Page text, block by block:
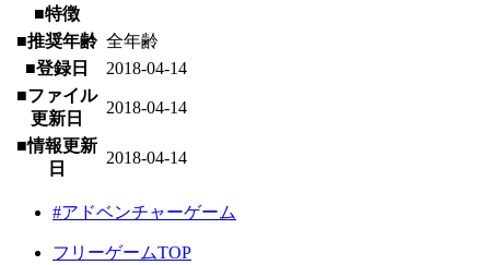
■特徴
■推奨年齢 全年齢
■登録日
2018-04-14
■ファイル
更新日
2018-04-14
■情報更新
日
2018-04-14
#アドベンチャーゲーム
フリーゲームTOP